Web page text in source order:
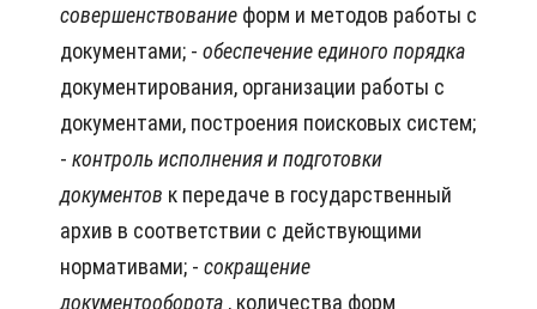
совершенствование форм и методов работы с
документами; - обеспечение единого порядка
документирования, организации работы с
документами, построения поисковых систем;
- контроль исполнения и подготовки
документов к передаче в государственный
архив в соответствии с действующими
нормативами; - сокращение
документооборота , количества форм